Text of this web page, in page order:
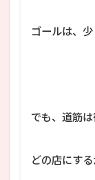
ゴールは、少
でも、道筋は
どの店にす